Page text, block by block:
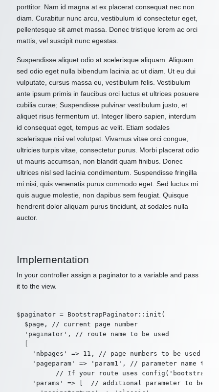
porttitor. Nam id magna at ex placerat consequat nec non
diam. Curabitur nunc arcu, vestibulum id consectetur eget,
pellentesque sit amet massa. Donec tristique lorem ac orci
mattis, vel suscipit nunc egestas.
Suspendisse aliquet odio at scelerisque aliquam. Aliquam
sed odio eget nulla bibendum lacinia ac ut diam. Ut eu dui
vulputate, cursus massa eu, vestibulum felis. Vestibulum
ante ipsum primis in faucibus orci luctus et ultrices posuere
cubilia curae; Suspendisse pulvinar vestibulum justo, et
aliquet risus fermentum ut. Integer libero sapien, interdum
id consequat eget, tempus ac velit. Etiam sodales
scelerisque nisi vel volutpat. Vivamus vitae orci congue,
ultricies turpis vitae, consectetur purus. Morbi placerat odio
ut mauris accumsan, non blandit quam finibus. Donec
ultrices nisl sed lacinia condimentum. Suspendisse fringilla
mi nisi, quis venenatis purus commodo eget. Sed luctus mi
quis augue molestie, non dapibus sem feugiat. Quisque
hendrerit dolor aliquam purus tincidunt, at sodales nulla
auctor.
Implementation
In your controller assign a paginator to a variable and pass
it to the view.
$paginator = BootstrapPaginator::init(
  $page, // current page number
  'paginator', // route name to be used
'nbpages' => 11, // page numbers to be used in
'pageparam' => 'param1', // parameter name to
// If your route uses
'params' => [  // additional parameter to be